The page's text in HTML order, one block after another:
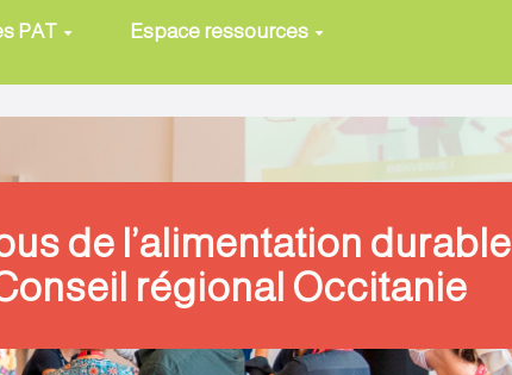
PAT Espace ressources
de l’alimentation durable
régional Occitanie